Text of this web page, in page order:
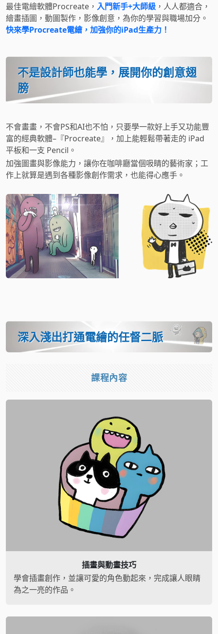
最佳電繪軟體Procreate， 入門新手+大師級 ，人人都適合，
繪畫插圖，動圖製作，影像創意，為你的學習與職場加分。
快來學Procreate電繪，加強你的iPad生產力！
不是設計師也能學，展開你的創意翅
膀
不會畫畫，不會PS和AI也不怕，只要學一款好上手又功能豐
富的經典軟體–『Procreate』，加上能輕鬆帶著走的 iPad
平板和一支 Pencil。
加強圖畫與影像能力，讓你在咖啡廳當個吸睛的藝術家；工
作上就算是遇到各種影像創作需求，也能得心應手。
深入淺出打通電繪的任督二脈
課程內容
插畫與動畫技巧
學會插畫創作，並讓可愛的角色動起來，完成讓人眼睛
為之一亮的作品。